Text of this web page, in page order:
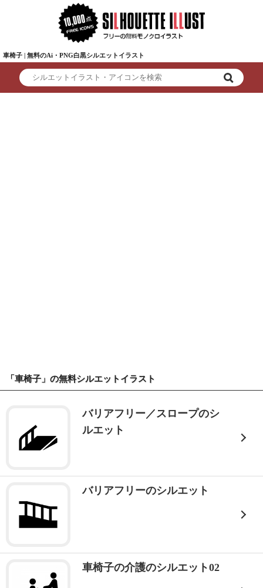
車椅子 | 無料のAi・PNG白黒シルエットイラスト
「車椅子」の無料シルエットイラスト
バリアフリー／スロープのシ
ルエット
バリアフリーのシルエット
車椅子の介護のシルエット02